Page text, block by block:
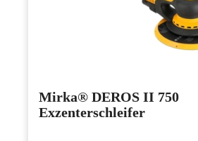
Mirka® DEROS II 750
Exzenterschleifer